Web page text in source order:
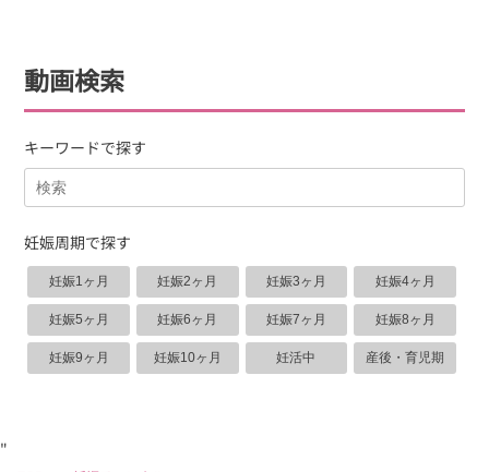
動画検索
キーワードで探す
妊娠周期で探す
妊娠1ヶ月 妊娠2ヶ月 妊娠3ヶ月 妊娠4ヶ月
妊娠5ヶ月 妊娠6ヶ月 妊娠7ヶ月 妊娠8ヶ月
妊娠9ヶ月 妊娠10ヶ月 妊活中 産後・育児期
"